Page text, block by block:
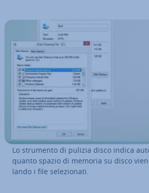
Lo strumento di pulizia disco indica
quanto spazio di memoria su disco
lan­do i file se­le­zio­na­ti.